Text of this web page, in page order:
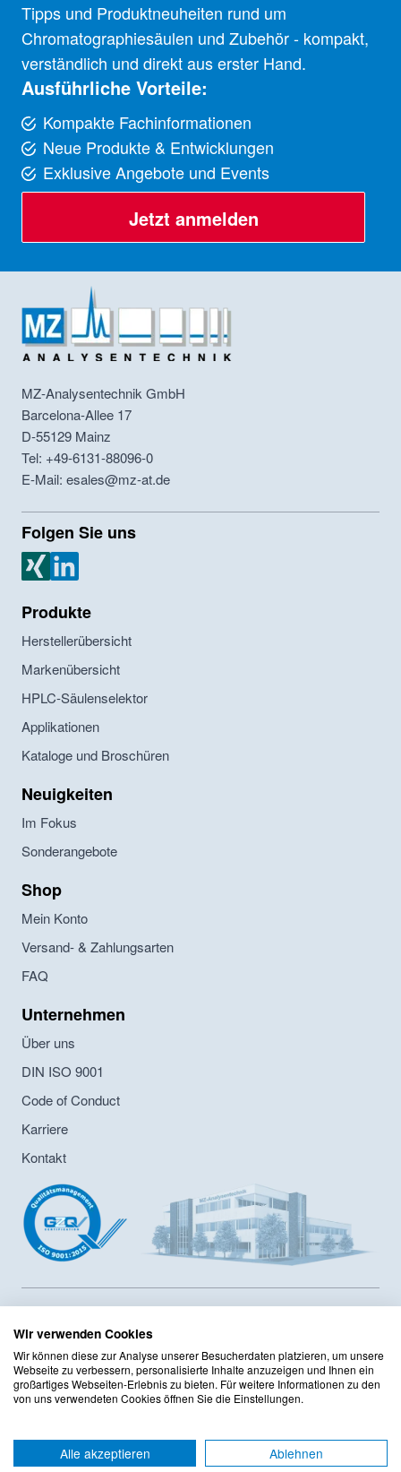
Tipps und Produktneuheiten rund um
Chromatographiesäulen und Zubehör - kompakt,
verständlich und direkt aus erster Hand.
Ausführliche Vorteile:
Kompakte Fachinformationen
Neue Produkte & Entwicklungen
Exklusive Angebote und Events
Jetzt anmelden
MZ-Analysentechnik GmbH
Barcelona-Allee 17
D-55129 Mainz
Tel: +49-6131-88096-0
E-Mail: esales@mz-at.de
Folgen Sie uns
MZ Analysentechnik Xing
MZ Analysentechnik LinkedIn
Produkte
Herstellerübersicht
Markenübersicht
HPLC-Säulenselektor
Applikationen
Kataloge und Broschüren
Neuigkeiten
Im Fokus
Sonderangebote
Shop
Mein Konto
Versand- & Zahlungsarten
FAQ
Unternehmen
Über uns
DIN ISO 9001
Code of Conduct
Karriere
Kontakt
MZ-Analysentechnik GmbH ist Hersteller von HPLC- und GPC-
Säulen sowie Lieferant von Chromatographiesäulen und
Innerbertriebliches Compliance Programm sowie ein
Qualitätsmanagement mit DIN ISO 9001:2015 Zertifizierung
implementiert. Das Sortiment umfasst mehr als 125 Hersteller
TOP
Wir verwenden Cookies
Wir können diese zur Analyse unserer Besucherdaten platzieren, um unsere
Webseite zu verbessern, personalisierte Inhalte anzuzeigen und Ihnen ein
großartiges Webseiten-Erlebnis zu bieten. Für weitere Informationen zu den
von uns verwendeten Cookies öffnen Sie die Einstellungen.
Alle akzeptieren Ablehnen